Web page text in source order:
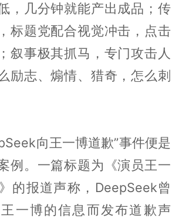
，几分钟就能产出成品；传
标题党配合视觉冲击，点击
叙事极其抓马，专门攻击人
励志、煽情、猎奇，怎么刺
向王一博道歉”事件便是
例。一篇标题为《演员王一
的报道声称，DeepSeek曾
一博的信息而发布道歉声